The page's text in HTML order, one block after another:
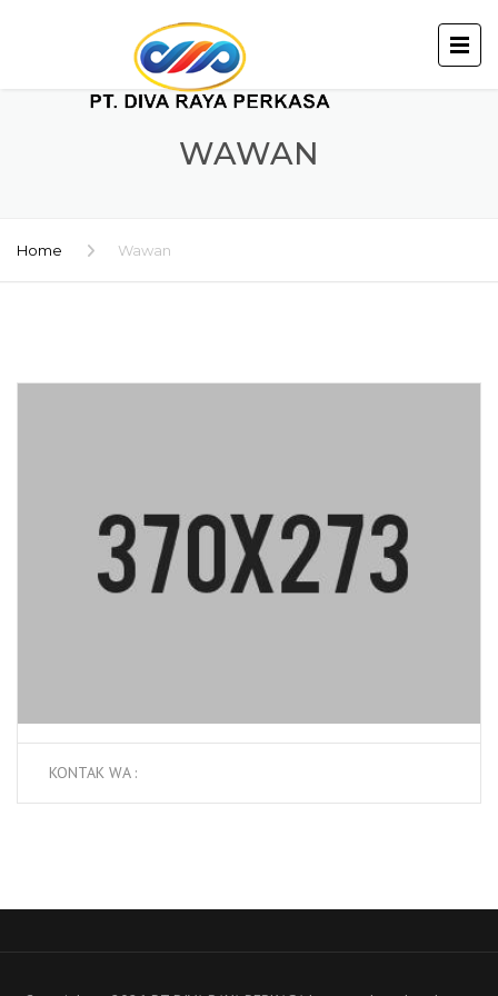
WAWAN
Home Wawan
KONTAK WA :